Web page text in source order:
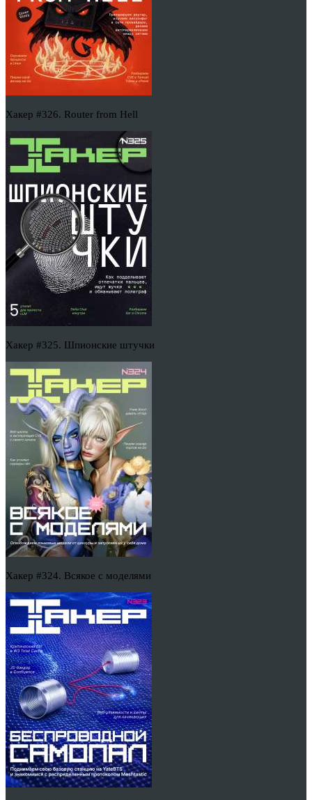
Хакер #326. Router from Hell
Хакер #325. Шпионские штучки
Хакер #324. Всякое с моделями